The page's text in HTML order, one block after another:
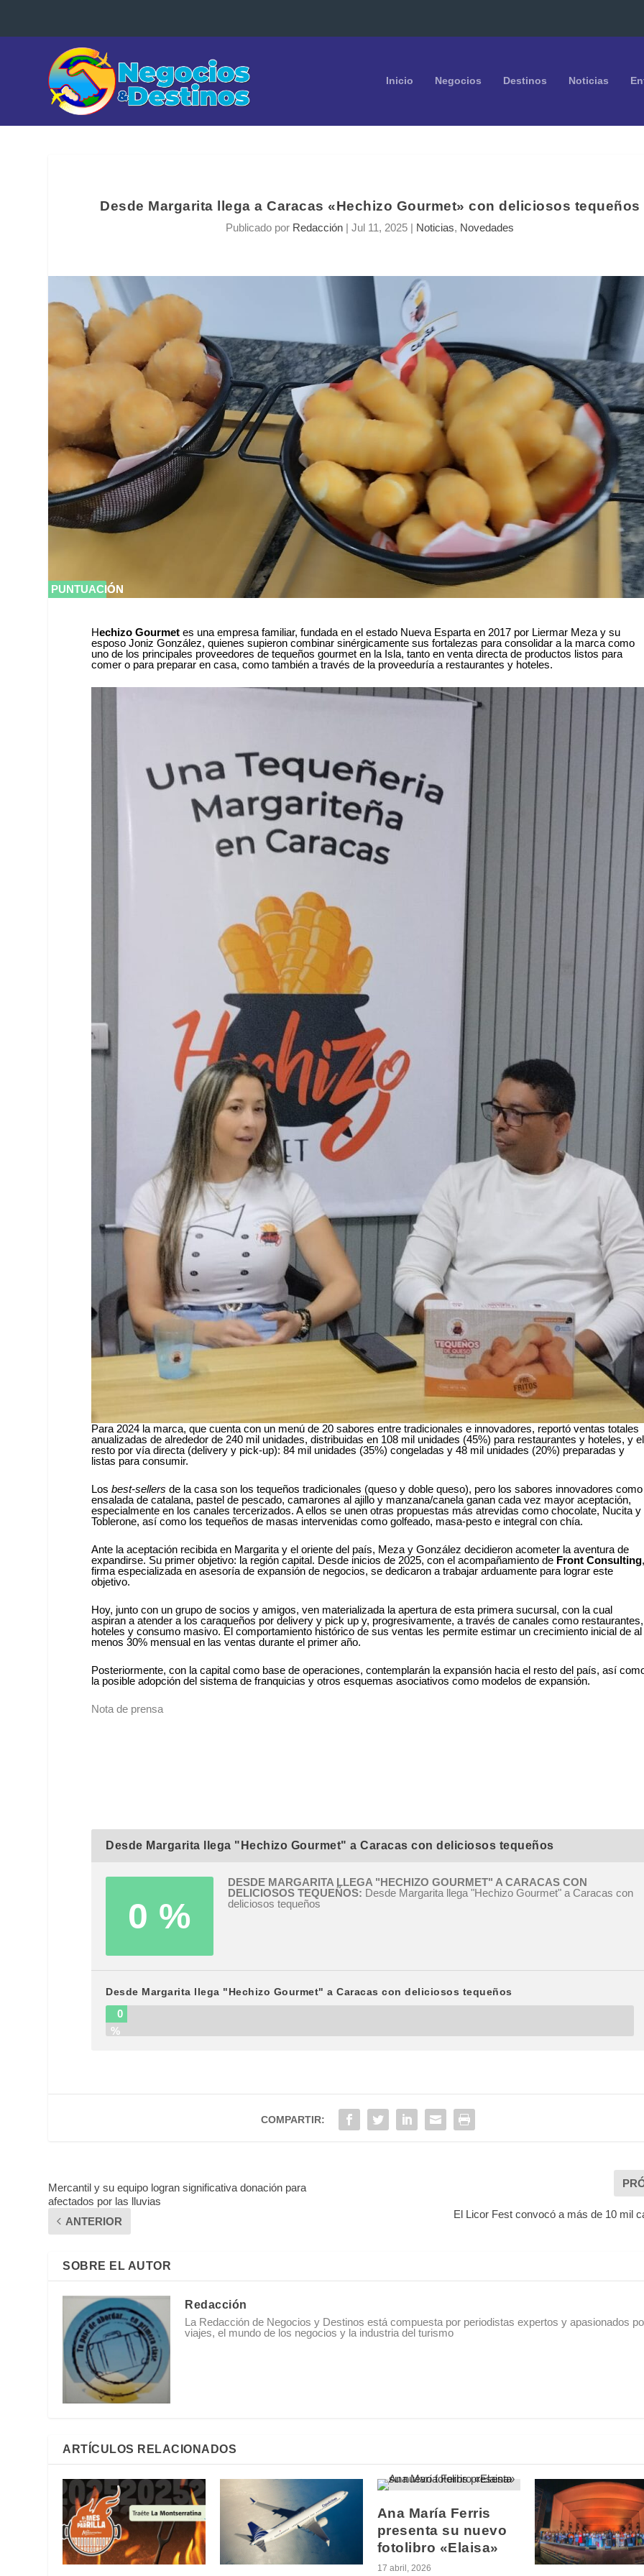
Inicio Negocios Destinos Noticias
Desde Margarita llega a Caracas «Hechizo Gourmet» con deliciosos tequeños
Publicado por Redacción |Jul 11, 2025 | Noticias, Novedades
PUNTUACIÓN
PUNTUACIÓN
Hechizo Gourmetes una empresa familiar, fundada en el estado Nueva Esparta en 2017 por Liermar Meza y su
esposo Joniz González, quienes supieron combinar sinérgicamente sus fortalezas para consolidar a la marca como
uno de los principales proveedores de tequeños gourmet en la Isla, tanto en venta directa de productos listos para
comer o para preparar en casa, como también a través de la proveeduría a restaurantes y hoteles.
Para 2024 la marca, que cuenta con un menú de 20 sabores entre tradicionales e innovadores, reportó ventas totales
anualizadas de alrededor de 240 mil unidades, distribuidas en 108 mil unidades (45%) para restaurantes y hoteles, y el
resto por vía directa (delivery y pick-up): 84 mil unidades (35%) congeladas y 48 mil unidades (20%) preparadas y
listas para consumir.
Losbest-sellers de la casa son los tequeños tradicionales (queso y doble queso), pero los sabores innovadores como
ensalada de catalana, pastel de pescado, camarones al ajillo y manzana/canela ganan cada vez mayor aceptación,
especialmente en los canales tercerizados. A ellos se unen otras propuestas más atrevidas como chocolate, Nucita y
Toblerone, así como los tequeños de masas intervenidas como golfeado, masa-pesto e integral con chía.
Ante la aceptación recibida en Margarita y el oriente del país, Meza y González decidieron acometer la aventura de
expandirse. Su primer objetivo: la región capital. Desde inicios de 2025, con el acompañamiento de Front Consulting
firma especializada en asesoría de expansión de negocios, se dedicaron a trabajar arduamente para lograr este
objetivo.
Hoy, junto con un grupo de socios y amigos, ven materializada la apertura de esta primera sucursal, con la cual
aspiran a atender a los caraqueños por delivery y pick up y, progresivamente, a través de canales como restaurantes,
hoteles y consumo masivo. El comportamiento histórico de sus ventas les permite estimar un crecimiento inicial de al
menos 30% mensual en las ventas durante el primer año.
Posteriormente, con la capital como base de operaciones, contemplarán la expansión hacia el resto del país, así
la posible adopción del sistema de franquicias y otros esquemas asociativos como modelos de expansión.
Nota de prensa
Desde Margarita llega "Hechizo Gourmet" a Caracas con deliciosos tequeños
0 %
DESDE MARGARITA LLEGA "HECHIZO GOURMET" A CARACAS CON
DELICIOSOS TEQUEÑOS Desde Margarita llega "Hechizo Gourmet" a Caracas con
deliciosos tequeños
Desde Margarita llega "Hechizo Gourmet" a Caracas con deliciosos tequeños
0
%
COMPARTIR:
Mercantil y su equipo logran significativa donación para
afectados por las lluvias
ANTERIOR
El Licor Fest convocó a más de 10 mil
SOBRE EL AUTOR
Redacción
La Redacción de Negocios y Destinos está compuesta por periodistas expertos y apasionados
viajes, el mundo de los negocios y la industria del turismo
ARTÍCULOS RELACIONADOS
Ana María Ferris
presenta su nuevo
fotolibro «Elaisa»
17 abril, 2026